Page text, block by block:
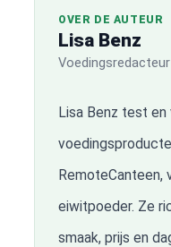
OVER DE AUTEUR
Lisa Benz
Voedingsredacteur
Lisa Benz test en
RemoteCanteen,
eiwitpoeder. Ze
smaak, prijs en